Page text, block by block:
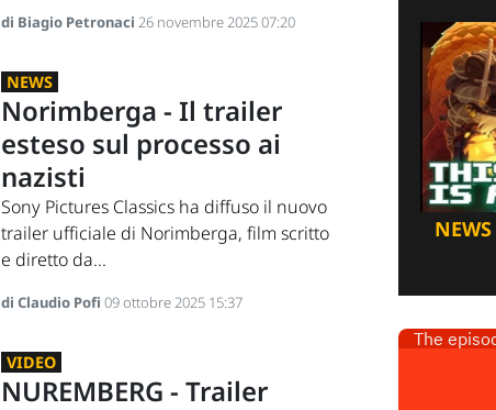
di Biagio Petronaci 26 novembre 2025 07:20
NEWS
Norimberga - Il trailer
esteso sul processo ai
nazisti
Sony Pictures Classics ha diffuso il nuovo
trailer ufficiale di Norimberga, film scritto
e diretto da...
di Claudio Pofi 09 ottobre 2025 15:37
VIDEO
NUREMBERG - Trailer
NEWS